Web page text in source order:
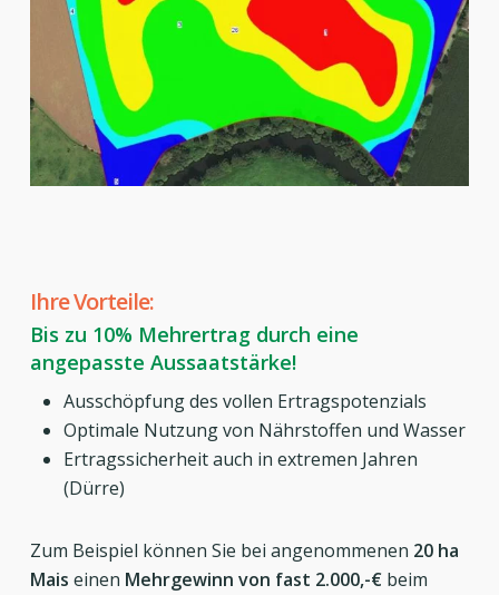
Ihre Vorteile:
Bis zu 10% Mehrertrag durch eine
angepasste Aussaatstärke!
Ausschöpfung des vollen Ertragspotenzials
Optimale Nutzung von Nährstoffen und Wasser
Ertragssicherheit auch in extremen Jahren
(Dürre)
Zum Beispiel können Sie bei angenommenen 20 ha
Mais einen Mehrgewinn von fast 2.000,-€beim